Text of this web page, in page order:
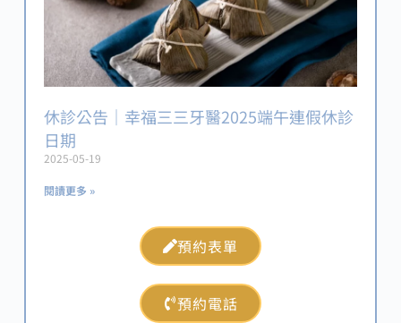
休診公告｜幸福三三牙醫2025端午連假休診
日期
2025-05-19
閱讀更多 »
預約表單
預約電話